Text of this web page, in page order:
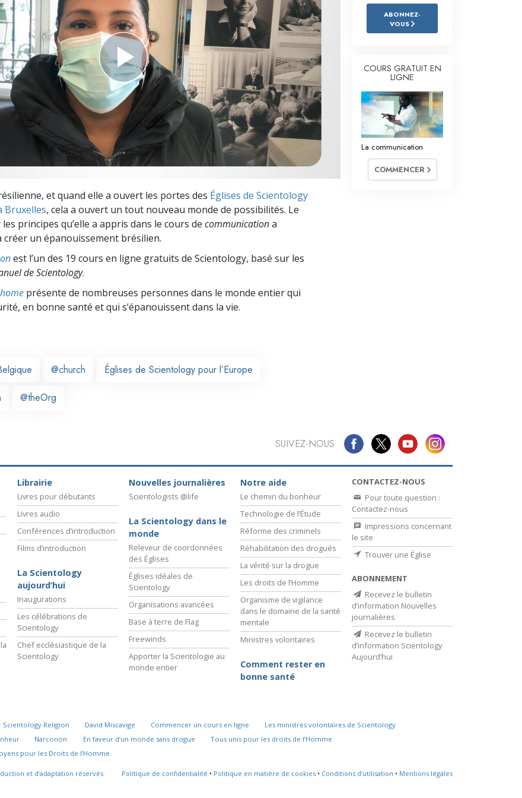
? L’échelle des tons émotionnels
Réponses aux drogues
Les enfants
Des outils pour le monde du travail
L’éthique et les conditions
La raison de l’oppression
Les investigations
Les fondements de l’organisation
et quand elle a ouvert les portes des Églises de Scientology
Bruxelles, cela a ouvert un tout nouveau monde de possibilités. Le
principes qu’elle a appris dans le cours de communicationa
créer un épanouissement brésilien.
est l’un des 19 cours en ligne gratuits de Scientology, basé sur les
de Scientology.
présente de nombreuses personnes dans le monde entier qui
en bonne santé et qui s’épanouissent dans la vie.
@church Églises de Scientology pour l’Europe
@theOrg
ABONNEZ-
VOUS
COURS GRATUIT EN
LIGNE
La communication
COMMENCER
SUIVEZ-NOUS
Librairie
Livres pour débutants
Livres audio
Conférences d’introduction
Films d’introduction
La Scientology
aujourd’hui
Inaugurations
Les célébrations de
Scientology
Chef ecclésiastique de la
Scientology
Nouvelles journalières
Scientologists @life
La Scientology dans le
monde
Releveur de coordonnées
des Églises
Églises idéales de
Scientology
Organisations avancées
Base à terre de Flag
Freewinds
Apporter la Scientologie au
monde entier
Notre aide
Le chemin du bonheur
Technologie de l’Étude
Réforme des criminels
Réhabilitation des drogués
La vérité sur la drogue
Les droits de l’Homme
Organisme de vigilance
dans le domaine de la santé
mentale
Ministres volontaires
Comment rester en
bonne santé
CONTACTEZ-NOUS
Pour toute question :
Contactez-nous
Impressions concernant
le site
Trouver une Église
ABONNEMENT
Recevez le bulletin
d’information Nouvelles
journalières
Recevez le bulletin
d’information Scientology
Aujourd’hui
Scientology Religion David Miscavige Commencer un cours en ligne
Les ministres volontaires de Scientology
Narconon En faveur d’un monde sans drogue
Tous unis pour les droits de l’Homme
pour les Droits de l’Homme
et d’adaptation réservés. Politique de confidentialité • Politique en matière de cookies • Conditions d’utilisation • Mentions légales